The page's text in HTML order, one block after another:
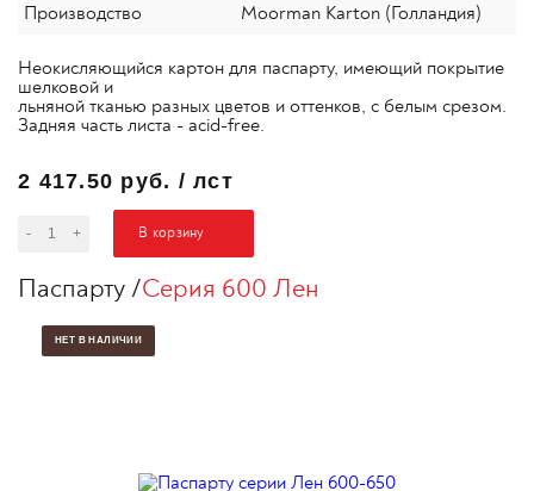
Производство
Moorman Karton (Голландия)
Неокисляющийся картон для паспарту, имеющий покрытие
шелковой и
льняной тканью разных цветов и оттенков, с белым срезом.
Задняя часть листа - acid-free.
2 417.50 руб. / лст
- + В корзину
Паспарту Серия 600 Лен
НЕТ В НАЛИЧИИ